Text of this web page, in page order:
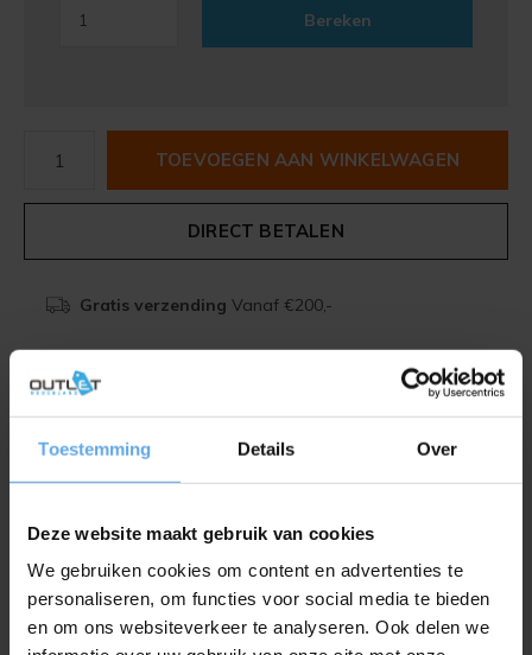
Toestemming Details Over
Deze website maakt gebruik van cookies
We gebruiken cookies om content en advertenties te
personaliseren, om functies voor social media te bieden
en om ons websiteverkeer te analyseren. Ook delen we
Bereken
TOEVOEGEN AAN WINKELWAGEN
DIRECT BETALEN
Gratis verzending Vanaf €200,-
Beschrijving
Toevoegen aan vergelijking
Productomschrijving